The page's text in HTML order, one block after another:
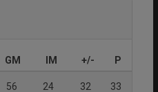
GM IM +/- P
56 24 32 33